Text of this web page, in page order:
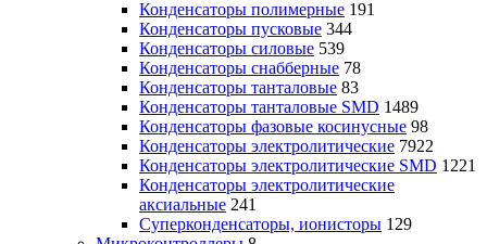
Конденсаторы полимерные 191
Конденсаторы пусковые 344
Конденсаторы силовые 539
Конденсаторы снабберные 78
Конденсаторы танталовые 83
Конденсаторы танталовые SMD 1489
Конденсаторы фазовые косинусные 98
Конденсаторы электролитические 7922
Конденсаторы электролитические SMD 1221
Конденсаторы электролитические
аксиальные 241
Суперконденсаторы, ионисторы 129